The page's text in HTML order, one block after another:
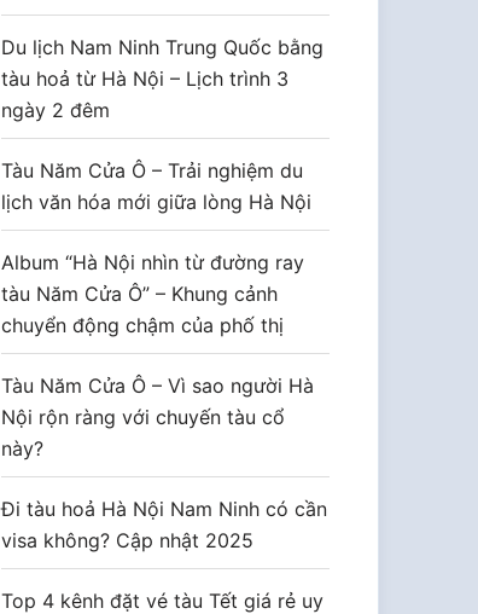
Du lịch Nam Ninh Trung Quốc bằng
tàu hoả từ Hà Nội – Lịch trình 3
ngày 2 đêm
Tàu Năm Cửa Ô – Trải nghiệm du
lịch văn hóa mới giữa lòng Hà Nội
Album “Hà Nội nhìn từ đường ray
tàu Năm Cửa Ô” – Khung cảnh
chuyển động chậm của phố thị
Tàu Năm Cửa Ô – Vì sao người Hà
Nội rộn ràng với chuyến tàu cổ
này?
Đi tàu hoả Hà Nội Nam Ninh có cần
visa không? Cập nhật 2025
Top 4 kênh đặt vé tàu Tết giá rẻ uy